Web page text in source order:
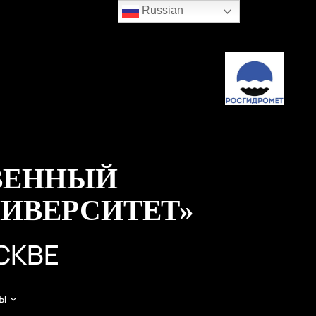
Russian